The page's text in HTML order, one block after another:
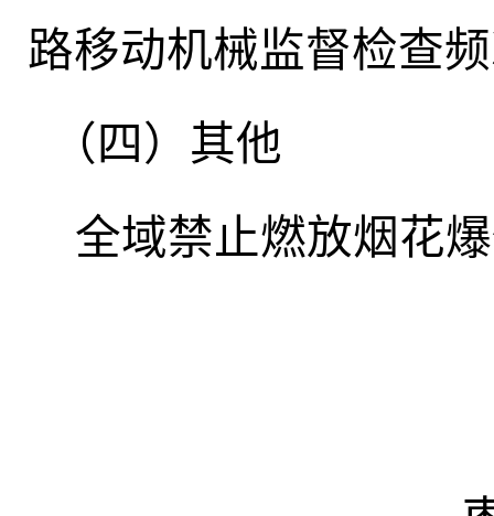
路移动机械监督检查
（四）其他
全域禁止燃放烟花